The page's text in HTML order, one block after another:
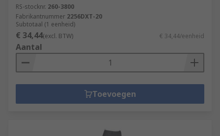
RS-stocknr. 260-3800
Fabrikantnummer 2256DXT-20
Subtotaal (1 eenheid)
€ 34,44(excl. BTW) € 34,44/eenheid
Aantal
Toevoegen